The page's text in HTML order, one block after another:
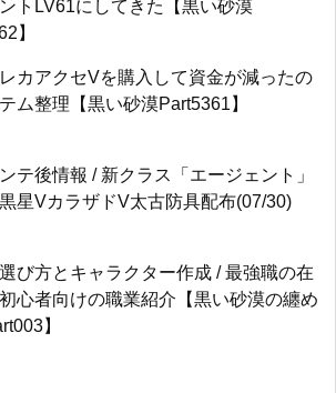
トLV61にしてきた【黒い砂漠
】
カアクセVを購入して資金が減ったの
ム整理【黒い砂漠Part5361】
テ後情報 / 新クラス「エージェント」
星VカラザドV太古防具配布(07/30)
び方とキャラクター作成 / 最強職の在
心者向けの職業紹介【黒い砂漠の纏め
】